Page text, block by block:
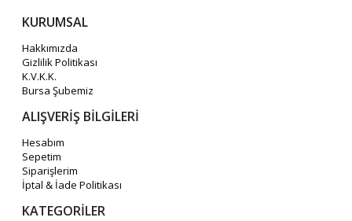
KURUMSAL
Hakkımızda
Gizlilik Politikası
K.V.K.K.
Bursa Şubemiz
ALIŞVERİŞ BİLGİLERİ
Hesabım
Sepetim
Siparişlerim
İptal & İade Politikası
KATEGORİLER